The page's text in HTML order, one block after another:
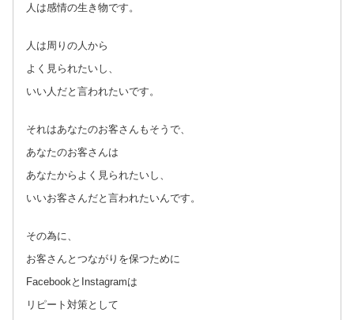
人は感情の生き物です。
人は周りの人から
よく見られたいし、
いい人だと言われたいです。
それはあなたのお客さんもそうで、
あなたのお客さんは
あなたからよく見られたいし、
いいお客さんだと言われたいんです。
その為に、
お客さんとつながりを保つために
FacebookとInstagramは
リピート対策として